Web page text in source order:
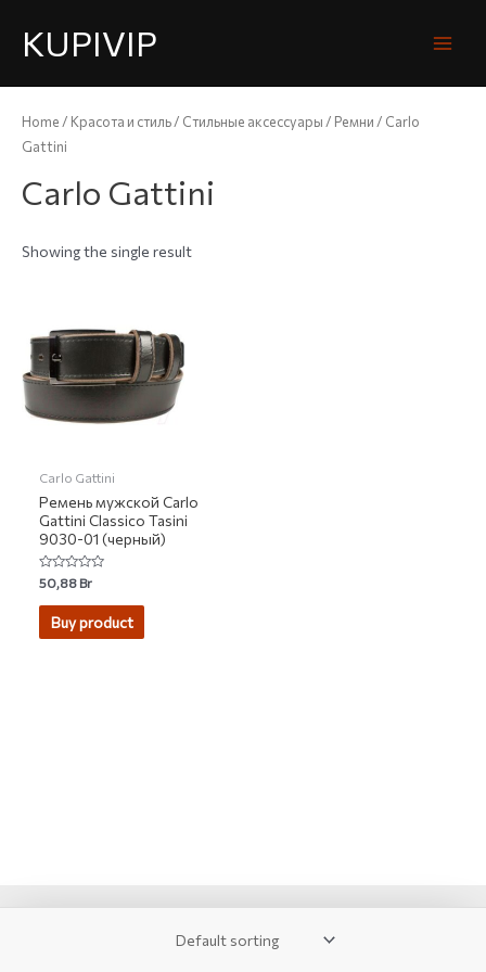
KUPIVIP
Home / Красота и стиль/ Стильные аксессуары / Ремни / Carlo
Gattini
Carlo Gattini
Showing the single result
Carlo Gattini
Ремень мужской Carlo
Gattini Classico Tasini
9030-01 (черный)
Rated
0
out
50,88Br
Buy product